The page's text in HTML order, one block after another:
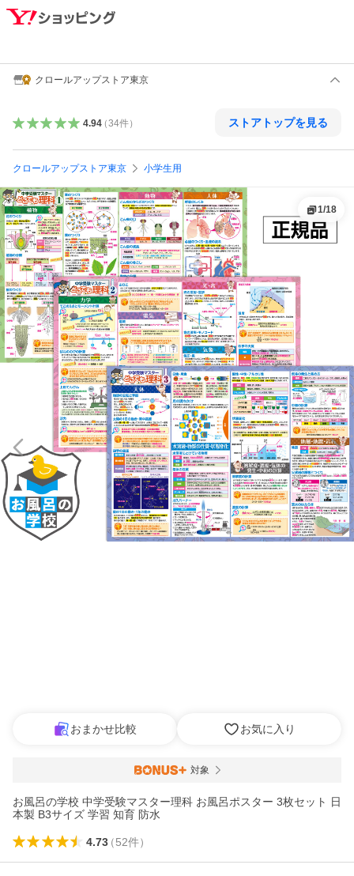
クロールアップストア東京
4.94（34件） ストアトップを見る
クロールアップストア東京 小学生用
1/18
おまかせ比較 お気に入り
対象
お風呂の学校 中学受験マスター理科 お風呂ポスター 3枚セット 日
本製 B3サイズ 学習 知育 防水
4.73（52件）